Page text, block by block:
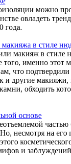
можно
овладеть
года.
макияжа в стиле
макияж в стиле
именно этот
что подтвердили
и другие макияжи,
обходить
основе
несмотря на его
и